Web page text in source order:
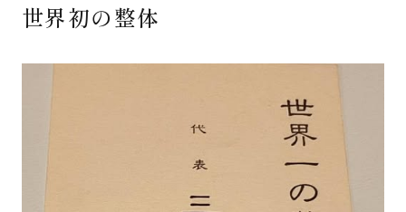
映像庫
世界初の整体